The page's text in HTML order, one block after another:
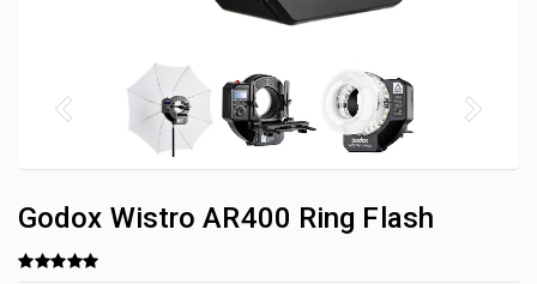
Godox Wistro AR400 Ring Flash